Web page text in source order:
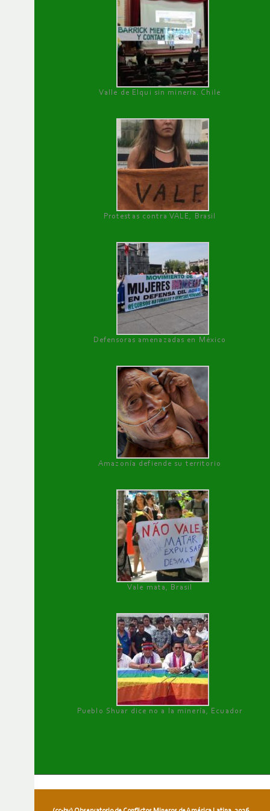
Valle de Elqui sin minería. Chile
Protestas contra VALE, Brasil
Defensoras amenazadas en México
Amazonía defiende su territorio
Vale mata, Brasil
Pueblo Shuar dice no a la minería, Ecuador